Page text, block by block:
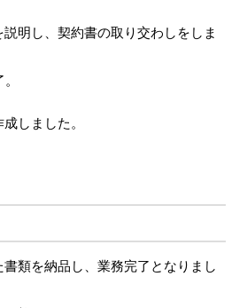
明し、契約書の取り交わしをしま
しました。
類を納品し、業務完了となりまし